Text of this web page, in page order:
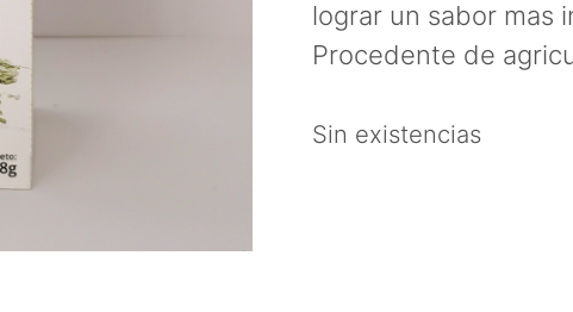
lograr un sabor mas
Procedente de
Sin existencias